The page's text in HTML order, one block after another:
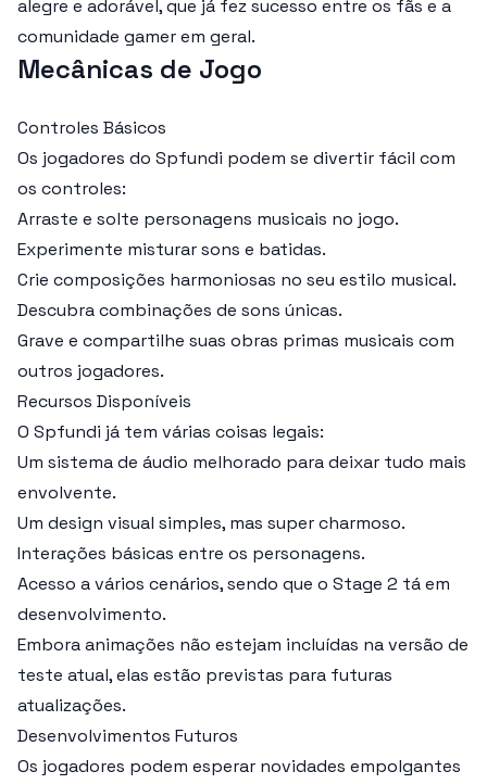
alegre e adorável, que já fez sucesso entre os fãs e a
comunidade gamer em geral.
Mecânicas de Jogo
Controles Básicos
Os jogadores do Spfundi podem se divertir fácil com
os controles:
Arraste e solte personagens musicais no jogo.
Experimente misturar sons e batidas.
Crie composições harmoniosas no seu estilo musical.
Descubra combinações de sons únicas.
Grave e compartilhe suas obras primas musicais com
outros jogadores.
Recursos Disponíveis
O Spfundi já tem várias coisas legais:
Um sistema de áudio melhorado para deixar tudo mais
envolvente.
Um design visual simples, mas super charmoso.
Interações básicas entre os personagens.
Acesso a vários cenários, sendo que o Stage 2 tá em
desenvolvimento.
Embora animações não estejam incluídas na versão de
teste atual, elas estão previstas para futuras
atualizações.
Desenvolvimentos Futuros
Os jogadores podem esperar novidades empolgantes